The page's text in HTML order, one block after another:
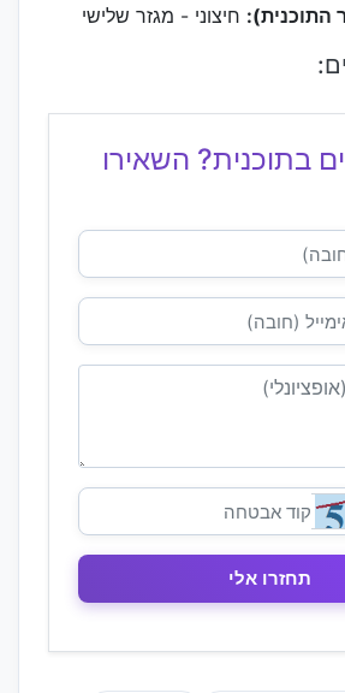
התוכנית): חיצוני - מגזר שלישי
בתוכנית? השאירו